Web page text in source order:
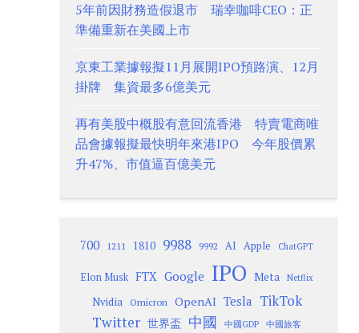
5年前因財務造假退市 瑞幸咖啡CEO：正
準備重新在美國上市
京東工業據報擬11月展開IPO預路演、12月
掛牌 集資最多6億美元
再有美股中概股有意回流香港 特賣電商唯
品會據報擬最快明年來港IPO 今年股價累
升47%、市值逼百億美元
700 1211 1810 9988 9992 AI Apple ChatGPT
Elon Musk FTX Google IPO Meta Netflix
Nvidia Omicron OpenAI Tesla TikTok
Twitter 世界盃 中國 中國GDP 中國旅客